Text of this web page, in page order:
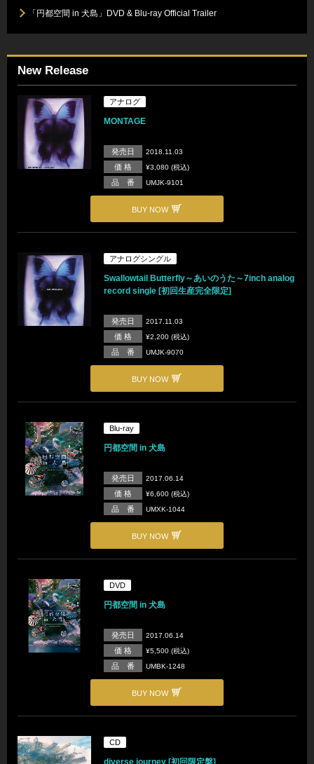
「円都空間 in 犬島」DVD & Blu-ray Official Trailer
New Release
アナログ
MONTAGE
発売日 2018.11.03
価 格 ¥3,080 (税込)
品 番 UMJK-9101
BUY NOW
アナログシングル
Swallowtail Butterfly～あいのうた～7inch analog
record single [初回生産完全限定]
発売日 2017.11.03
価 格 ¥2,200 (税込)
品 番 UMJK-9070
BUY NOW
Blu-ray
円都空間 in 犬島
発売日 2017.06.14
価 格 ¥6,600 (税込)
品 番 UMXK-1044
BUY NOW
DVD
円都空間 in 犬島
発売日 2017.06.14
価 格 ¥5,500 (税込)
品 番 UMBK-1248
BUY NOW
CD
diverse journey [初回限定盤]